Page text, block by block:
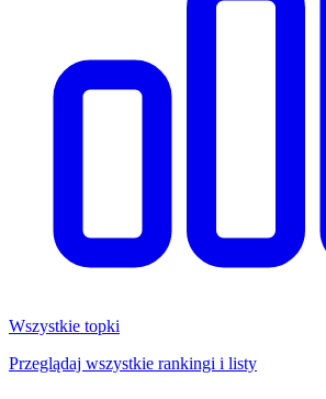
Wszystkie topki
Przeglądaj wszystkie rankingi i listy